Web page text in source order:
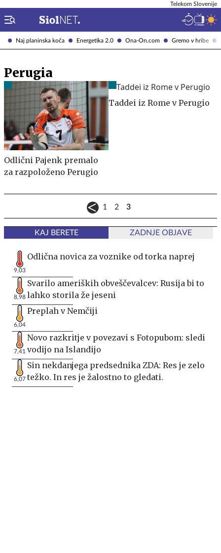
Naj planinska koča Energetika 2.0 Ona-On.com Gremo v hribe
Telekom Slovenije
Perugia
Odlični Pajenk premalo
za razpoloženo Perugio
Taddei iz Rome v Perugio
1 2 3
KAJ BERETE ZADNJE OBJAVE
9,03
Odlična novica za voznike od torka naprej
8,98
Svarilo ameriških obveščevalcev: Rusija bi to
lahko storila že jeseni
6,04
Preplah v Nemčiji
7,41
Novo razkritje v povezavi s Fotopubom: sledi
vodijo na Islandijo
6,07
Sin nekdanjega predsednika ZDA: Res je zelo
težko. In res je žalostno to gledati.